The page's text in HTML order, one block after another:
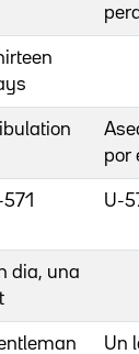
por
U-
dia, una
Un